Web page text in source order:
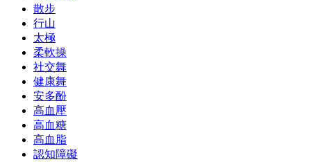
散步
行山
太極
柔軟操
社交舞
健康舞
安多酚
高血壓
高血糖
高血脂
認知障礙